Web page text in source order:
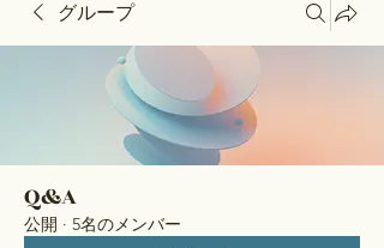
グループ
Q&A
公開 · 5名のメンバー